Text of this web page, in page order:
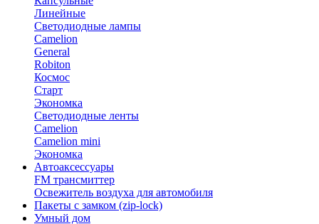
Линейные
Светодиодные лампы
Camelion
General
Robiton
Космос
Старт
Экономка
Светодиодные ленты
Camelion
Camelion mini
Экономка
Автоаксессуары
FM трансмиттер
Освежитель воздуха для автомобиля
Пакеты с замком (zip-lock)
Умный дом